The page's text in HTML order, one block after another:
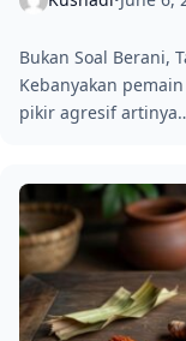
Bukan Soal Berani,
Kebanyakan
pikir agresif